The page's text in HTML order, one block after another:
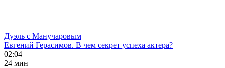
Дуэль с Манучаровым
Евгений Герасимов. В чем секрет успеха актера?
02:04
24 мин